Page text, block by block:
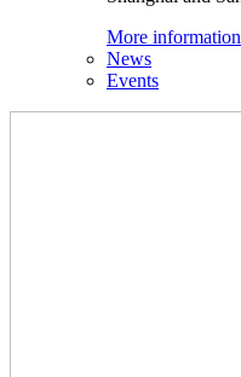
More information
News
Events